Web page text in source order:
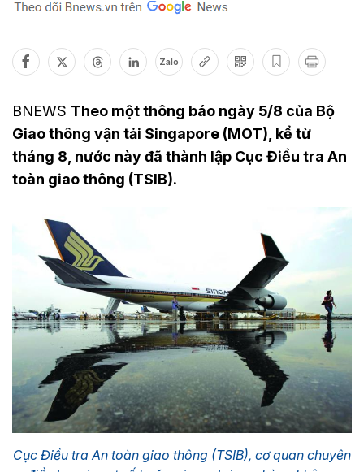
Zalo
BNEWS Theo một thông báo ngày 5/8 của Bộ
Giao thông vận tải Singapore (MOT), kể từ
tháng 8, nước này đã thành lập Cục Điều tra An
toàn giao thông (TSIB).
Cục Điều tra An toàn giao thông (TSIB), cơ quan chuyên